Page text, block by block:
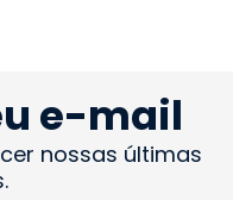
e-mail
nossas últimas